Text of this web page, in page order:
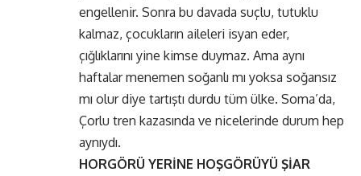
engellenir. Sonra bu davada suçlu, tutuklu
kalmaz, çocukların aileleri isyan eder,
çığlıklarını yine kimse duymaz. Ama aynı
haftalar menemen soğanlı mı yoksa soğansız
mı olur diye tartıştı durdu tüm ülke. Soma’da,
Çorlu tren kazasında ve nicelerinde durum hep
aynıydı.
HORGÖRÜ YERİNE HOŞGÖRÜYÜ ŞİAR